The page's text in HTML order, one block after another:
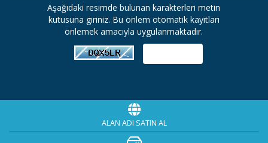
Aşağıdaki resimde bulunan karakterleri metin
kutusuna giriniz. Bu önlem otomatik kayıtları
önlemek amacıyla uygulanmaktadır.
ALAN ADI SATIN AL